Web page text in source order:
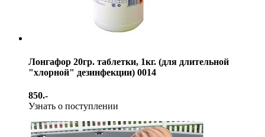
Лонгафор 20гр. таблетки, 1кг. (для длительной
"хлорной" дезинфекции) 0014
850.-
Узнать о поступлении